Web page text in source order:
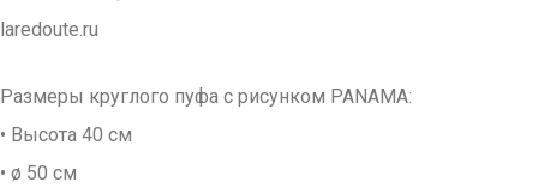
laredoute.ru
Размеры круглого пуфа с рисунком PANAMA:
• Высота 40 см
• ø 50 см